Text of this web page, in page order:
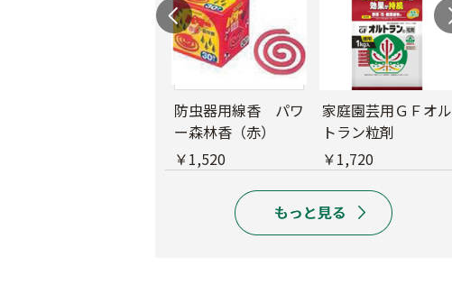
防虫器用線香 パワ
ー森林香（赤）
￥1,520
家庭園芸用ＧＦオル
トラン粒剤
￥1,720